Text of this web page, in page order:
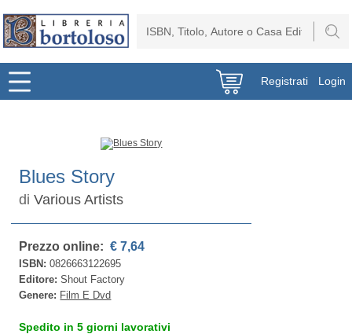
Registrati Login
Blues Story
diVarious Artists
Prezzo online: € 7,64
ISBN:0826663122695
Editore:Shout Factory
Genere: Film E Dvd
Spedito in 5 giorni lavorativi